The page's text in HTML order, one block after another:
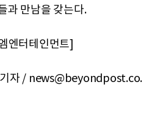
과 만남을 갖는다.
엔터테인먼트]
기자 / news@beyondpost.co.